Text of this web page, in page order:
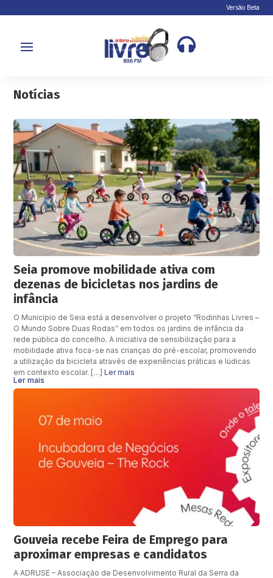
Versão Beta

Notícias
Seia promove mobilidade ativa com
dezenas de bicicletas nos jardins de
infância
O Município de Seia está a desenvolver o projeto “Rodinhas Livres –
O Mundo Sobre Duas Rodas” em todos os jardins de infância da
rede pública do concelho. A iniciativa de sensibilização para a
mobilidade ativa foca-se nas crianças do pré-escolar, promovendo
a utilização da bicicleta através de experiências práticas e lúdicas
em contexto escolar. […]Ler mais
Ler mais
Gouveia recebe Feira de Emprego para
aproximar empresas e candidatos
A ADRUSE – Associação de Desenvolvimento Rural da Serra da